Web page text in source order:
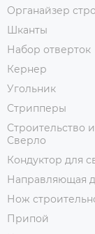
Органайзер
Шканты
Набор отверток
Кернер
Угольник
Стрипперы
Строительство
Сверло
Кондуктор для
Направляющая
Нож
Припой